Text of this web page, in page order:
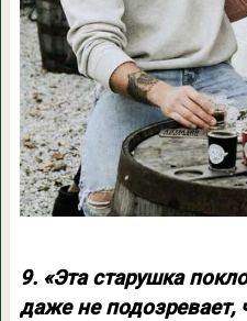
9. «Эта старушка
даже не подозревает,